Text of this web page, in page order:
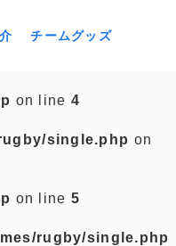
チームグッズ
on line 4
single.php on
on line 5
rugby/single.php